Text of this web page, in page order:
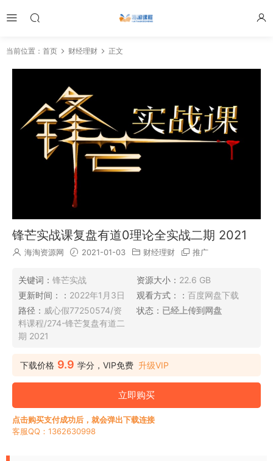
当前位置： 首页 财经理财 正文
锋芒实战课复盘有道0理论全实战二期 2021
海淘资源网 2021-01-03 财经理财 推广
关键词： 锋芒实战 资源大小： 22.6 GB
更新时间：： 2022年1月3日 观看方式：： 百度网盘下载
路径： 威心假77250574/资
料课程/274-锋芒复盘有道二
期 2021
状态： 已经上传到网盘
下载价格 9.9 学分，VIP免费 升级VIP
立即购买
点击购买支付成功后，就会弹出下载连接
客服QQ：1362630998